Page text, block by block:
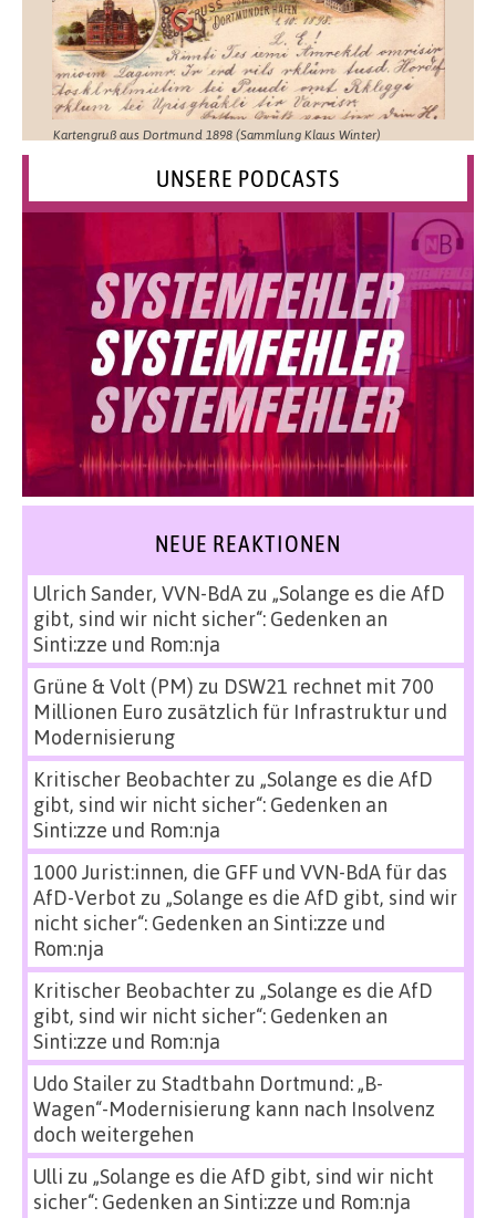
Kartengruß aus Dortmund 1898 (Sammlung Klaus Winter)
UNSERE PODCASTS
NEUE REAKTIONEN
Ulrich Sander, VVN-BdAzu „Solange es die AfD
gibt, sind wir nicht sicher“: Gedenken an
Sinti:zze und Rom:nja
Grüne & Volt (PM) zu DSW21 rechnet mit 700
Millionen Euro zusätzlich für Infrastruktur und
Modernisierung
Kritischer Beobachterzu „Solange es die AfD
gibt, sind wir nicht sicher“: Gedenken an
Sinti:zze und Rom:nja
1000 Jurist:innen, die GFF und VVN-BdA für das
AfD-Verbot zu „Solange es die AfD gibt, sind wir
nicht sicher“: Gedenken an Sinti:zze und
Rom:nja
Kritischer Beobachterzu „Solange es die AfD
gibt, sind wir nicht sicher“: Gedenken an
Sinti:zze und Rom:nja
Udo Stailerzu Stadtbahn Dortmund: „B-
Wagen“-Modernisierung kann nach Insolvenz
doch weitergehen
Ulli zu „Solange es die AfD gibt, sind wir nicht
sicher“: Gedenken an Sinti:zze und Rom:nja